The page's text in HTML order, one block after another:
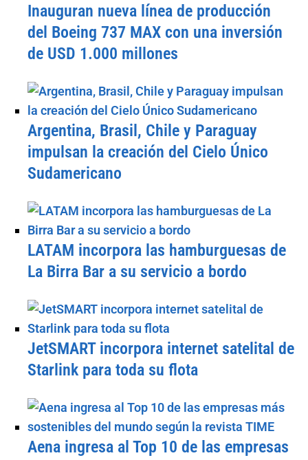
Inauguran nueva línea de producción
del Boeing 737 MAX con una inversión
de USD 1.000 millones
Argentina, Brasil, Chile y Paraguay
impulsan la creación del Cielo Único
Sudamericano
LATAM incorpora las hamburguesas de
La Birra Bar a su servicio a bordo
JetSMART incorpora internet satelital de
Starlink para toda su flota
Aena ingresa al Top 10 de las empresas